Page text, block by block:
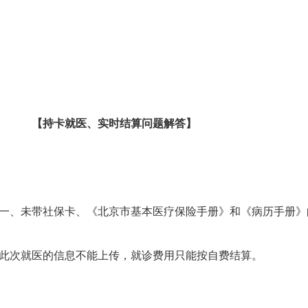
【持卡就医、实时结算问题解答】
带社保卡、《北京市基本医疗保险手册》和《病历手册》
医的信息不能上传，就诊费用只能按自费结算。